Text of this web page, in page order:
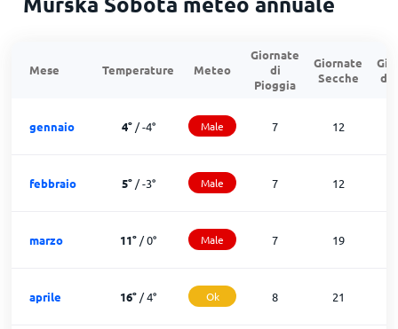
Mese Temperature Meteo
Giornate
di
Pioggia
Giornate
Secche
di
gennaio 4°/-4° Male 7 12
febbraio 5°/-3° Male 7 12
marzo 11° /0° Male 7 19
aprile 16° /4° Ok 8 21